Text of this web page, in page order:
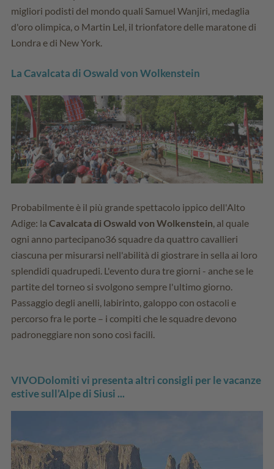
migliori podisti del mondo quali Samuel Wanjiri, medaglia
d'oro olimpica, o Martin Lel, il trionfatore delle maratone di
Londra e di New York.
La Cavalcata di Oswald von Wolkenstein
Probabilmente è il più grande spettacolo ippico dell'Alto
Adige: la Cavalcata di Oswald von Wolkenstein, al quale
ogni anno partecipano36 squadre da quattro cavallieri
ciascuna per misurarsi nell'abilità di giostrare in sella ai loro
splendidi quadrupedi. L'evento dura tre giorni - anche se le
partite del torneo si svolgono sempre l'ultimo giorno.
Passaggio degli anelli, labirinto, galoppo con ostacoli e
percorso fra le porte – i compiti che le squadre devono
padroneggiare non sono così facili.
VIVODolomiti vi presenta altri consigli per le vacanze
estive sull’Alpe di Siusi ...